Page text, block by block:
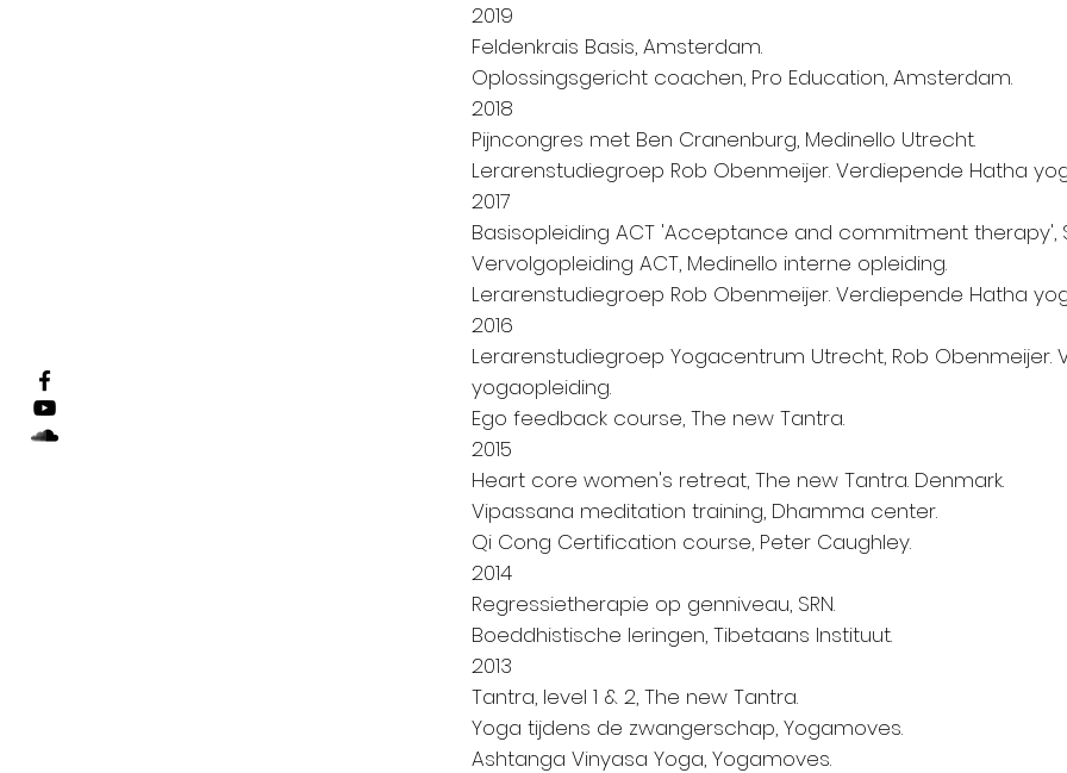
2019
Feldenkrais Basis, Amsterdam.
Oplossingsgericht coachen, Pro Education, Amsterdam.
2018
Pijncongres met Ben Cranenburg, Medinello Utrecht.
Lerarenstudiegroep Rob Obenmeijer. Verdiepende Hatha
2017
Basisopleiding ACT 'Acceptance and commitment therapy',
Vervolgopleiding ACT, Medinello interne opleiding.
Lerarenstudiegroep Rob Obenmeijer. Verdiepende Hatha
2016
Lerarenstudiegroep Yogacentrum Utrecht, Rob Obenmeijer.
yogaopleiding.
Ego feedback course, The new Tantra.
2015
Heart core women's retreat, The new Tantra. Denmark.
Vipassana meditation training, Dhamma center.
Qi Cong Certification course, Peter Caughley.
2014
Regressietherapie op genniveau, SRN.
Boeddhistische leringen, Tibetaans Instituut.
2013
Tantra, level 1 & 2, The new Tantra.
Yoga tijdens de zwangerschap, Yogamoves.
Ashtanga Vinyasa Yoga, Yogamoves.